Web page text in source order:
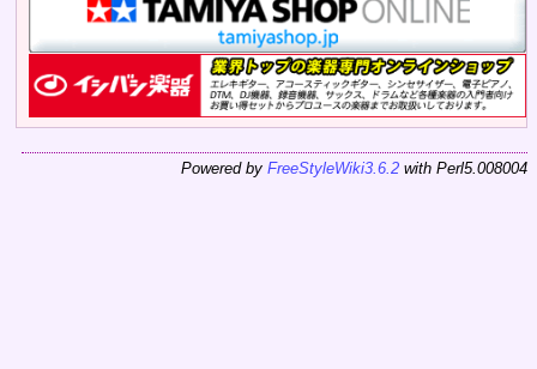
Powered by FreeStyleWiki3.6.2 with Perl5.008004